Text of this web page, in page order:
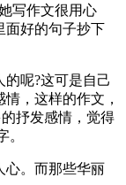
写作文很用心
面好的句子抄下
呢?这可是自己
，这样的作文，
抒发感情，觉得
。
心。而那些华丽